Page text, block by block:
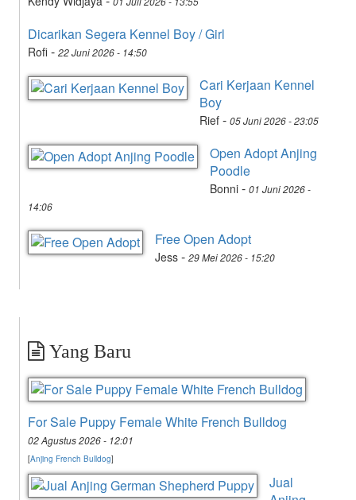
Dicarikan Segera Kennel Boy / Girl
Rofi - 22 Juni 2026 - 14:50
Cari Kerjaan Kennel
Boy
Rief - 05 Juni 2026 - 23:05
Open Adopt Anjing
Poodle
Bonni - 01 Juni 2026 -
14:06
Free Open Adopt
Jess - 29 Mei 2026 - 15:20
Yang Baru
For Sale Puppy Female White French Bulldog
02 Agustus 2026 - 12:01
[Anjing French Bulldog]
Jual